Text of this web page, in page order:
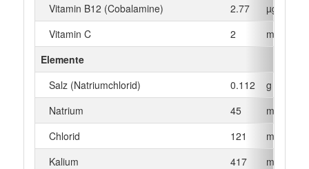
Vitamin B12 (Cobalamine)
2.77
µg
Vitamin C
2
mg
Elemente
Salz (Natriumchlorid)
0.112
g
Natrium
45
mg
Chlorid
121
mg
Kalium
417
mg